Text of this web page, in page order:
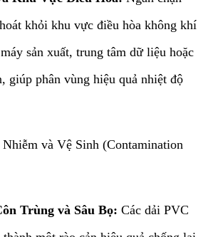
khỏi khu vực điều hòa không khí
sản xuất, trung tâm dữ liệu hoặc
giúp phân vùng hiệu quả nhiệt độ
và Vệ Sinh (Contamination
Trùng và Sâu Bọ: Các dải PVC